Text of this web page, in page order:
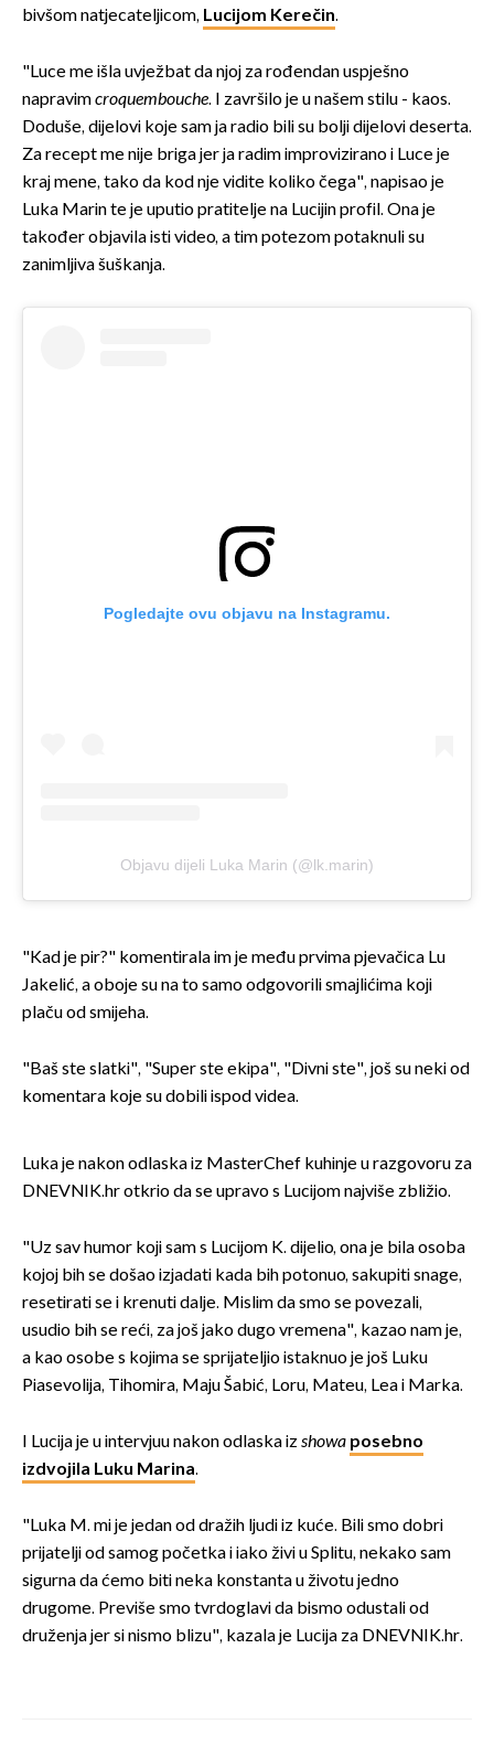
bivšom natjecateljicom, Lucijom Kerečin.
"Luce me išla uvježbat da njoj za rođendan uspješno
napravimcroquembouche. I završilo je u našem stilu - kaos.
Doduše, dijelovi koje sam ja radio bili su bolji dijelovi deserta.
Za recept me nije briga jer ja radim improvizirano i Luce je
kraj mene, tako da kod nje vidite koliko čega", napisao je
Luka Marin te je uputio pratitelje na Lucijin profil. Ona je
također objavila isti video, a tim potezom potaknuli su
zanimljiva šuškanja.
Pogledajte ovu objavu na Instagramu.
Objavu dijeli Luka Marin (@lk.marin)
"Kad je pir?" komentirala im je među prvima pjevačica Lu
Jakelić, a oboje su na to samo odgovorili smajlićima koji
plaču od smijeha.
"Baš ste slatki", "Super ste ekipa", "Divni ste", još su neki od
komentara koje su dobili ispod videa.
Luka je nakon odlaska iz MasterChef kuhinje u razgovoru za
DNEVNIK.hr otkrio da se upravo s Lucijom najviše zbližio.
"Uz sav humor koji sam s Lucijom K. dijelio, ona je bila osoba
kojoj bih se došao izjadati kada bih potonuo, sakupiti snage,
resetirati se i krenuti dalje. Mislim da smo se povezali,
usudio bih se reći, za još jako dugo vremena", kazao nam je,
a kao osobe s kojima se sprijateljio istaknuo je još Luku
Piasevolija, Tihomira, Maju Šabić, Loru, Mateu, Lea i Marka.
I Lucija je u intervjuu nakon odlaska izshowa posebno
izdvojila Luku Marina.
"Luka M. mi je jedan od dražih ljudi iz kuće. Bili smo dobri
prijatelji od samog početka i iako živi u Splitu, nekako sam
sigurna da ćemo biti neka konstanta u životu jedno
drugome. Previše smo tvrdoglavi da bismo odustali od
druženja jer si nismo blizu", kazala je Lucija za DNEVNIK.hr.